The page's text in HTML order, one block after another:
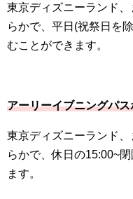
東京ディズニーランド
らかで、平日(祝祭日を
むことができます。
アーリーイブニングパス
東京ディズニーランド
らかで、休日の15:00~
ます。